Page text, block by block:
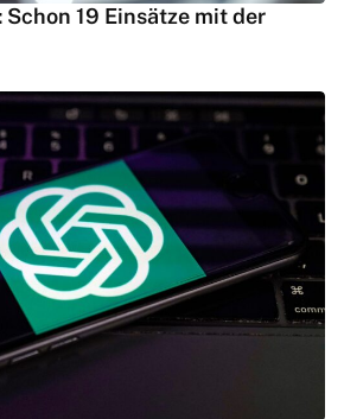
19 Einsätze mit der